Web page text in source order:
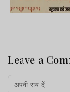
Leave a